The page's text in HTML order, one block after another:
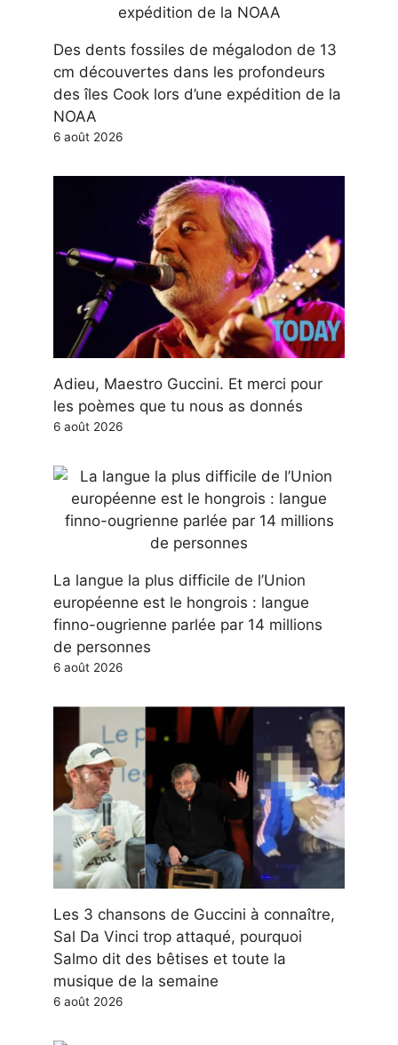
Des dents fossiles de mégalodon de 13
cm découvertes dans les profondeurs
des îles Cook lors d’une expédition de la
NOAA
6 août 2026
Adieu, Maestro Guccini. Et merci pour
les poèmes que tu nous as donnés
6 août 2026
La langue la plus difficile de l’Union
européenne est le hongrois : langue
finno-ougrienne parlée par 14 millions
de personnes
6 août 2026
Les 3 chansons de Guccini à connaître,
Sal Da Vinci trop attaqué, pourquoi
Salmo dit des bêtises et toute la
musique de la semaine
6 août 2026